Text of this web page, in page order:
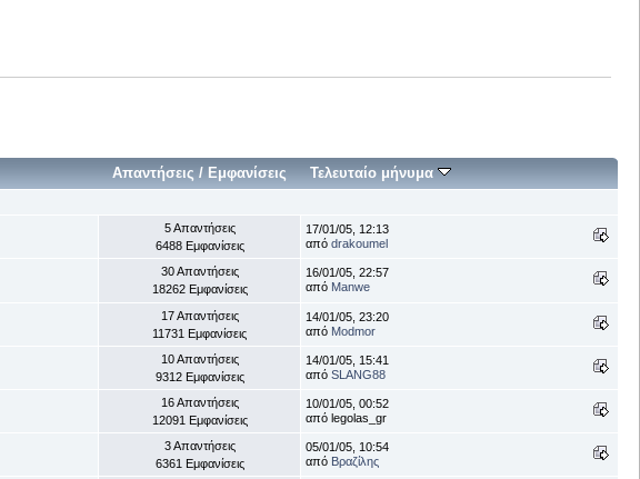
Απαντήσεις / Εμφανίσεις Τελευταίο μήνυμα
5 Απαντήσεις
6488 Εμφανίσεις
17/01/05, 12:13
από drakoumel
30 Απαντήσεις
18262 Εμφανίσεις
16/01/05, 22:57
από Manwe
17 Απαντήσεις
11731 Εμφανίσεις
14/01/05, 23:20
από Modmor
10 Απαντήσεις
9312 Εμφανίσεις
14/01/05, 15:41
από SLANG88
16 Απαντήσεις
12091 Εμφανίσεις
10/01/05, 00:52
από legolas_gr
3 Απαντήσεις
6361 Εμφανίσεις
05/01/05, 10:54
από Βραζίλης